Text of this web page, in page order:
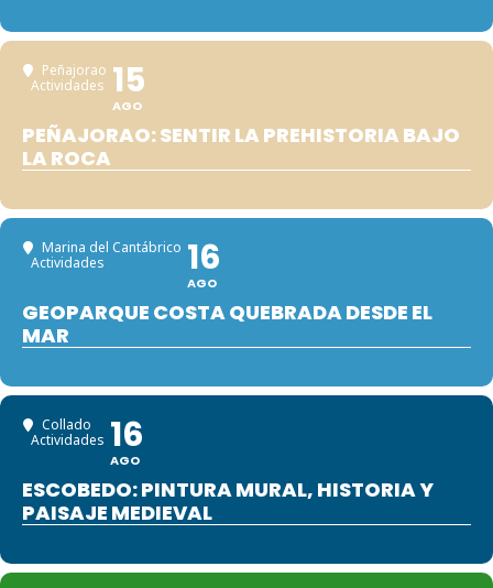
Peñajorao
Actividades 15
AGO
PEÑAJORAO: SENTIR LA PREHISTORIA BAJO
LA ROCA
Marina del Cantábrico
Actividades
16
AGO
GEOPARQUE COSTA QUEBRADA DESDE EL
MAR
Collado
Actividades 16
AGO
ESCOBEDO: PINTURA MURAL, HISTORIA Y
PAISAJE MEDIEVAL